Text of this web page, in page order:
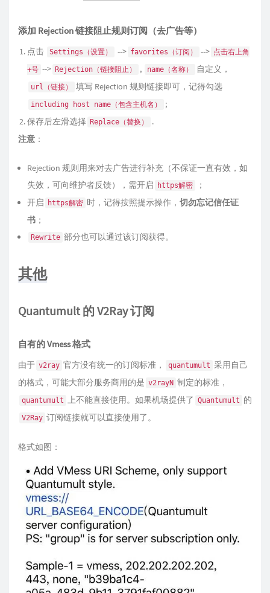
添加 Rejection 链接阻止规则订阅（去广告等）
点击 Settings（设置） --> favorites（订阅） --> 点击右上角
+号 --> Rejection（链接阻止） , name（名称） 自定义，
url（链接） 填写 Rejection 规则链接即可，记得勾选
including host name（包含主机名）
;
保存后左滑选择
Replace（替换）
.
注意 ：
Rejection 规则用来对去广告进行补充（不保证一直有效，如
失效，可向维护者反馈），需开启
https解密
；
开启
https解密 时，记得按照提示操作， 切勿忘记信任证
书 ；
Rewrite 部分也可以通过该订阅获得。
其他
Quantumult 的 V2Ray 订阅
自有的 Vmess 格式
由于 v2ray 官方没有统一的订阅标准， quantumult 采用自己
的格式，可能大部分服务商用的是 v2rayN 制定的标准，
quantumult 上不能直接使用。如果机场提供了 Quantumult 的
V2Ray 订阅链接就可以直接使用了。
格式如图：